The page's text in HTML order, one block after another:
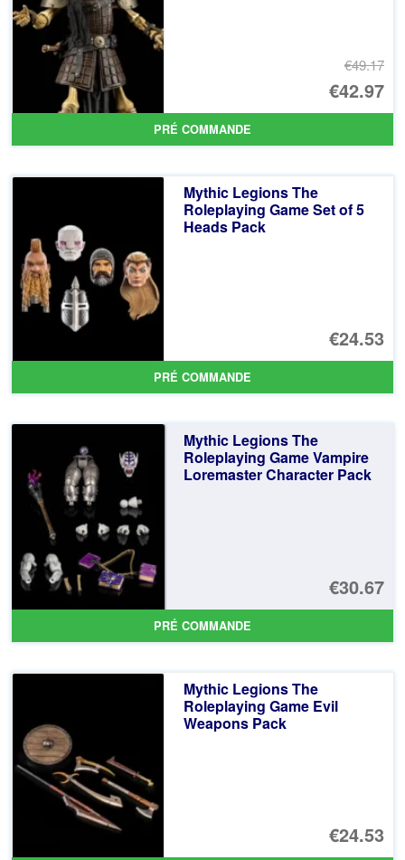
€49.17
Le
€42.97
Le
PRÉ COMMANDE
Mythic Legions The
Roleplaying Game Set of 5
Heads Pack
€24.53
PRÉ COMMANDE
Mythic Legions The
Roleplaying Game Vampire
Loremaster Character Pack
€30.67
PRÉ COMMANDE
Mythic Legions The
Roleplaying Game Evil
Weapons Pack
€24.53